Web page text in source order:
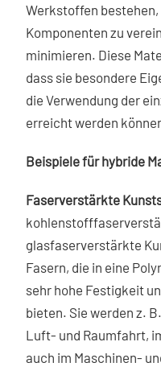
Werkstoffen
Komponenten zu
minimieren. Diese
dass sie besondere
die Verwendung der
erreicht werden
Beispiele für hybride
Faserverstärkte
glasfaserverstärkte
Fasern, die in eine
sehr hohe Festigkeit
bieten. Sie werden z.
Luft- und Raumfahrt,
auch im Maschinen-